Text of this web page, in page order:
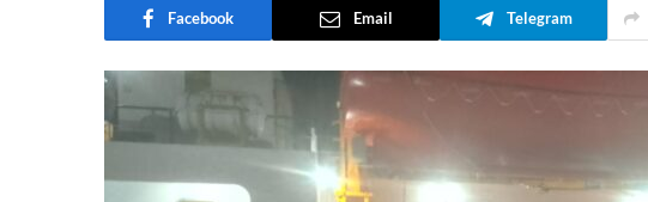
Facebook Email Telegram